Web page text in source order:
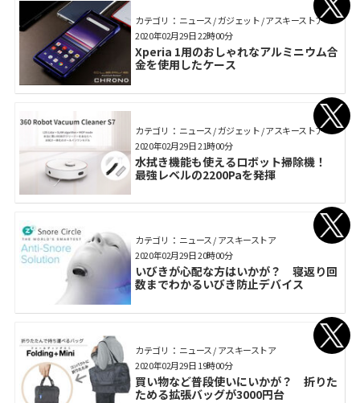
カテゴリ： ニュース / ガジェット / アスキーストア
Xperia 1用のおしゃれなアルミニウム合
金を使用したケース
2020年02月29日 22時00分
カテゴリ： ニュース / ガジェット / アスキーストア
水拭き機能も使えるロボット掃除機！
最強レベルの2200Paを発揮
2020年02月29日 21時00分
カテゴリ： ニュース / アスキーストア
いびきが心配な方はいかが？ 寝返り回
数までわかるいびき防止デバイス
2020年02月29日 20時00分
カテゴリ： ニュース / アスキーストア
買い物など普段使いにいかが？ 折りた
ためる拡張バッグが3000円台
2020年02月29日 19時00分